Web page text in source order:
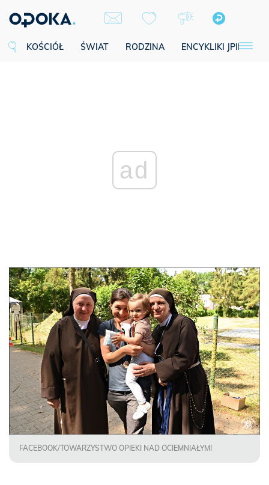
KOŚCIÓŁ ŚWIAT RODZINA ENCYKLIKI JPII
ad
FACEBOOK/TOWARZYSTWO OPIEKI NAD OCIEMNIAŁYMI